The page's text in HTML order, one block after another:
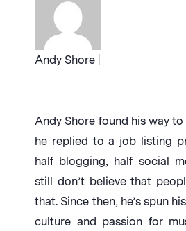
Andy Shore |
Andy Shore found his way
he replied to a job listing
half blogging, half social
still don’t believe that
that. Since then, he’s spun
culture and passion for